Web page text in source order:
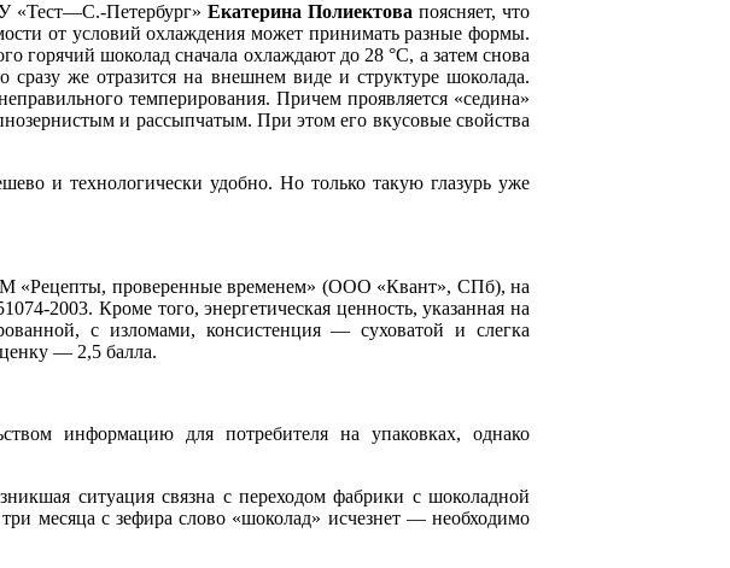
«Тест—С.-Петербург» Екатерина Полиектова поясняет, что
от условий охлаждения может принимать разные формы.
горячий шоколад сначала охлаждают до 28 °С, а затем снова
же отразится на внешнем виде и структуре шоколада.
темперирования. Причем проявляется «седина»
и рассыпчатым. При этом его вкусовые свойства
и технологически удобно. Но только такую глазурь уже
«Рецепты, проверенные временем» (ООО «Квант», СПб), на
2003. Кроме того, энергетическая ценность, указанная на
с изломами, консистенция — суховатой и слегка
— 2,5 балла.
информацию для потребителя на упаковках, однако
ситуация связна с переходом фабрики с шоколадной
месяца с зефира слово «шоколад» исчезнет — необходимо